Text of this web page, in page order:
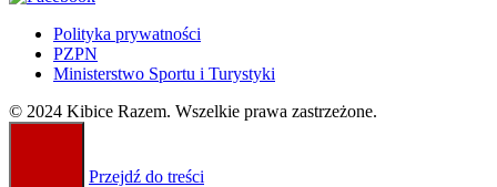
Polityka prywatności
PZPN
Ministerstwo Sportu i Turystyki
© 2024 Kibice Razem. Wszelkie prawa zastrzeżone.
Przejdź do treści